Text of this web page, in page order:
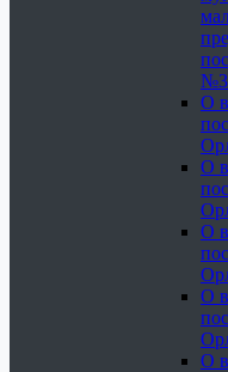
О
О
О
О
О